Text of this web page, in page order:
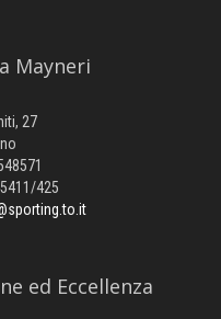
Mayneri
27
425
ed Eccellenza